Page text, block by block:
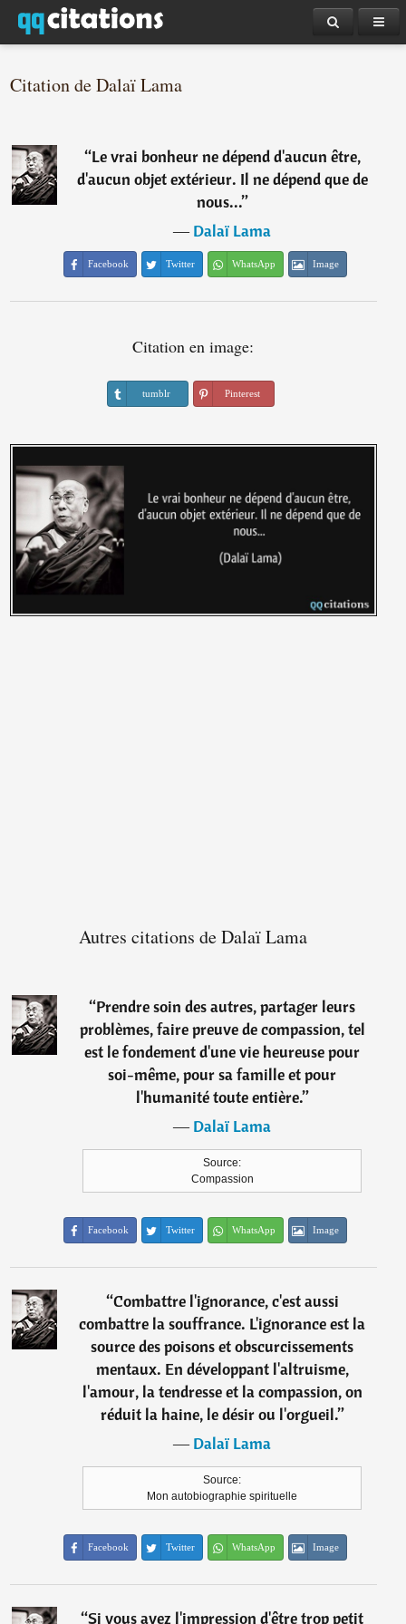
Citation de Dalaï Lama
“Le vrai bonheur ne dépend d'aucun être,
d'aucun objet extérieur. Il ne dépend que de
nous...”
―Dalaï Lama
Facebook Twitter WhatsApp Image
Citation en image:
tumblr Pinterest
Autres citations de Dalaï Lama
“Prendre soin des autres, partager leurs
problèmes, faire preuve de compassion, tel
est le fondement d'une vie heureuse pour
soi-même, pour sa famille et pour
l'humanité toute entière.”
―Dalaï Lama
Source:
Compassion
Facebook Twitter WhatsApp Image
“Combattre l'ignorance, c'est aussi
combattre la souffrance. L'ignorance est la
source des poisons et obscurcissements
mentaux. En développant l'altruisme,
l'amour, la tendresse et la compassion, on
réduit la haine, le désir ou l'orgueil.”
―Dalaï Lama
Source:
Mon autobiographie spirituelle
Facebook Twitter WhatsApp Image
“Si vous avez l'impression d'être trop petit